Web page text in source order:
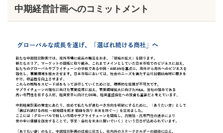
中期経営計画へのコミットメント